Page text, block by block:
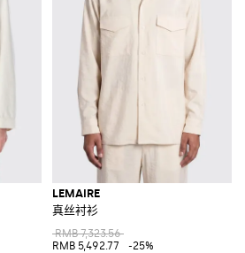
LEMAIRE
真丝衬衫
RMB 7,323.56
RMB 5,492.77
-25%